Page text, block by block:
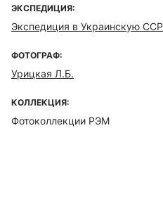
ЭКСПЕДИЦИЯ:
Экспедиция в Украинскую ССР
ФОТОГРАФ:
Урицкая Л.Б.
КОЛЛЕКЦИЯ:
Фотоколлекции РЭМ